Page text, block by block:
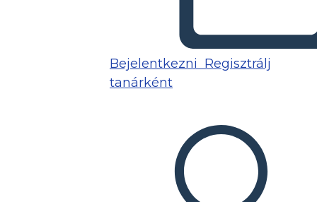
Bejelentkezni Regisztrálj
tanárként